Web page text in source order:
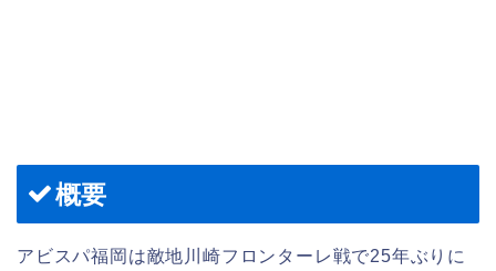
概要
アビスパ福岡は敵地川崎フロンターレ戦で25年ぶりに